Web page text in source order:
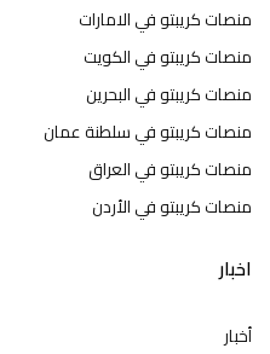
منصات كريبتو في الامارات
منصات كريبتو في الكويت
منصات كريبتو في البحرين
منصات كريبتو في سلطنة عمان
منصات كريبتو في العراق
منصات كريبتو في الأردن
اخبار
أخبار